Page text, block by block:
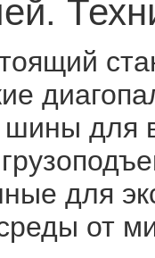
для
для
от